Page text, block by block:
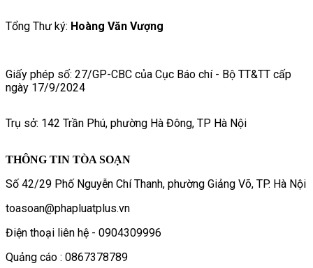
Tổng Thư ký: Hoàng Văn Vượng
Giấy phép số: 27/GP-CBC của Cục Báo chí - Bộ TT&TT cấp
ngày 17/9/2024
Trụ sở: 142 Trần Phú, phường Hà Đông, TP Hà Nội
THÔNG TIN TÒA SOẠN
Số 42/29 Phố Nguyễn Chí Thanh, phường Giảng Võ, TP. Hà Nội
toasoan@phapluatplus.vn
Điện thoại liên hệ - 0904309996
Quảng cáo : 0867378789